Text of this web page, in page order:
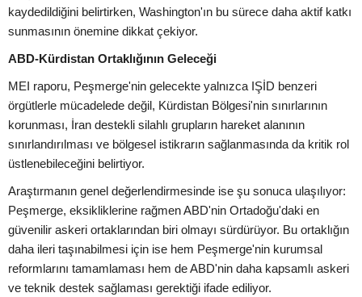
kaydedildiğini belirtirken, Washington'ın bu sürece daha aktif katkı
sunmasının önemine dikkat çekiyor.
ABD-Kürdistan Ortaklığının Geleceği
MEI raporu, Peşmerge'nin gelecekte yalnızca IŞİD benzeri
örgütlerle mücadelede değil, Kürdistan Bölgesi'nin sınırlarının
korunması, İran destekli silahlı grupların hareket alanının
sınırlandırılması ve bölgesel istikrarın sağlanmasında da kritik rol
üstlenebileceğini belirtiyor.
Araştırmanın genel değerlendirmesinde ise şu sonuca ulaşılıyor:
Peşmerge, eksikliklerine rağmen ABD'nin Ortadoğu'daki en
güvenilir askeri ortaklarından biri olmayı sürdürüyor. Bu ortaklığın
daha ileri taşınabilmesi için ise hem Peşmerge'nin kurumsal
reformlarını tamamlaması hem de ABD'nin daha kapsamlı askeri
ve teknik destek sağlaması gerektiği ifade ediliyor.